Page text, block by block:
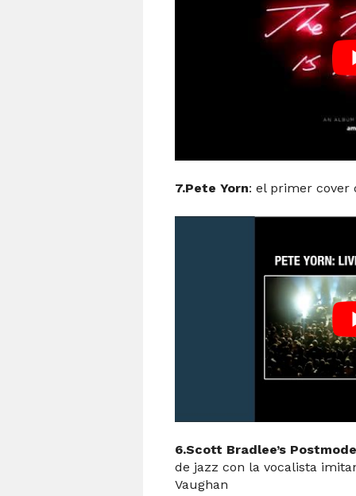
7.Pete Yorn: el primer
6.Scott Bradlee’s
de jazz con la vocalista
Vaughan